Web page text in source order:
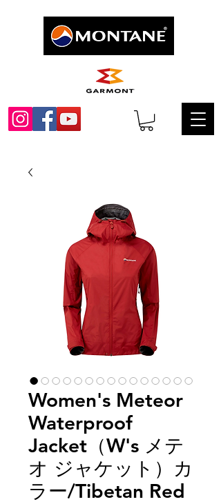
Women's Meteor
Waterproof
Jacket（W's メテ
オ ジャケット）カ
ラー/Tibetan Red